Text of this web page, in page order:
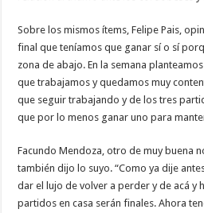
Sobre los mismos ítems, Felipe Pais,
final que teníamos que ganar sí o sí
zona de abajo. En la semana
que trabajamos y quedamos muy
que seguir trabajando y de los tres
que por lo menos ganar uno para
Facundo Mendoza, otro de muy buena
también dijo lo suyo. “Como ya dije
dar el lujo de volver a perder y de acá y
partidos en casa serán finales. Ahora